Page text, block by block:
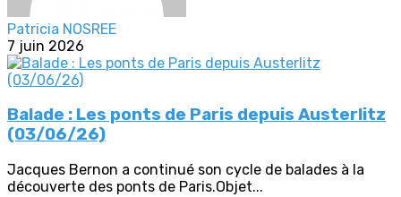
Patricia NOSREE
7 juin 2026
Balade : Les ponts de Paris depuis Austerlitz
(03/06/26)
Jacques Bernon a continué son cycle de balades à la
découverte des ponts de Paris.Objet...